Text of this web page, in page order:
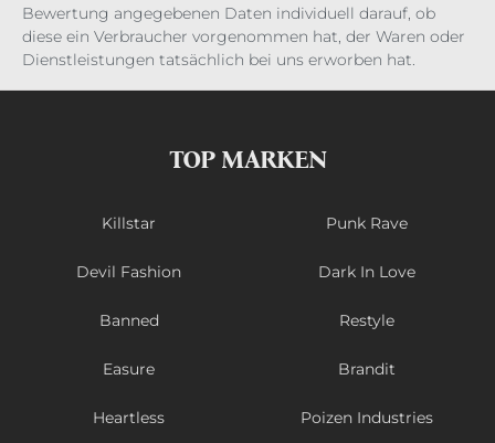
Bewertung angegebenen Daten individuell darauf, ob
diese ein Verbraucher vorgenommen hat, der Waren oder
Dienstleistungen tatsächlich bei uns erworben hat.
TOP MARKEN
Killstar Punk Rave
Devil Fashion Dark In Love
Banned Restyle
Easure Brandit
Heartless Poizen Industries